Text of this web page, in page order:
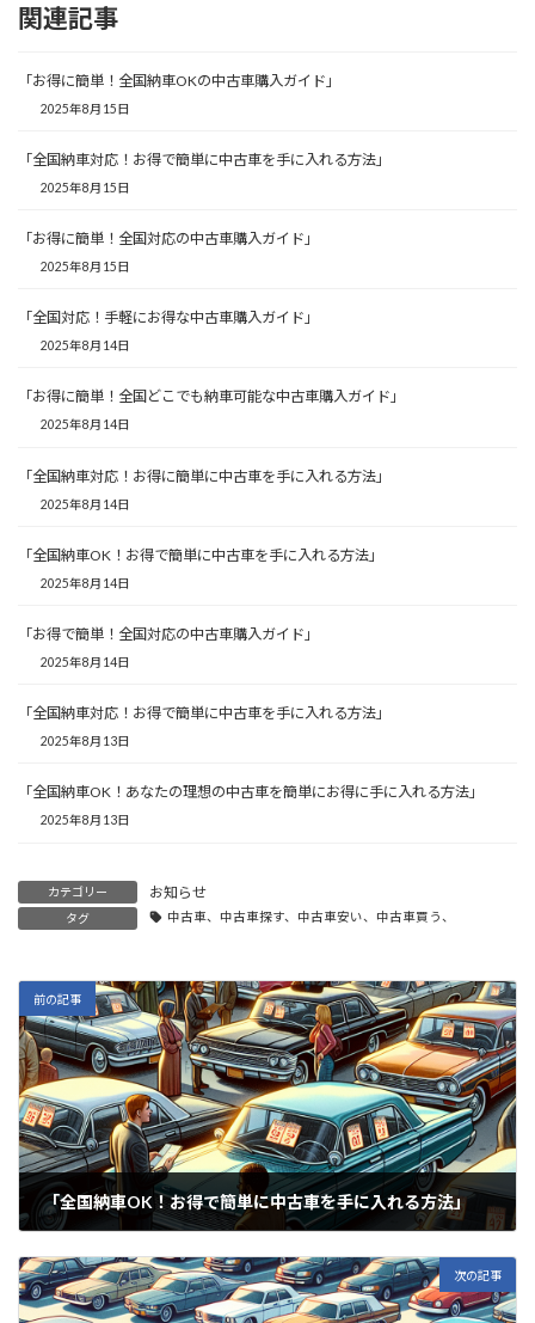
関連記事
「お得に簡単！全国納車OKの中古車購入ガイド」
2025年8月15日
「全国納車対応！お得で簡単に中古車を手に入れる方法」
2025年8月15日
「お得に簡単！全国対応の中古車購入ガイド」
2025年8月15日
「全国対応！手軽にお得な中古車購入ガイド」
2025年8月14日
「お得に簡単！全国どこでも納車可能な中古車購入ガイド」
2025年8月14日
「全国納車対応！お得に簡単に中古車を手に入れる方法」
2025年8月14日
「全国納車OK！お得で簡単に中古車を手に入れる方法」
2025年8月14日
「お得で簡単！全国対応の中古車購入ガイド」
2025年8月14日
「全国納車対応！お得で簡単に中古車を手に入れる方法」
2025年8月13日
「全国納車OK！あなたの理想の中古車を簡単にお得に手に入れる方法」
2025年8月13日
カテゴリー お知らせ
タグ 中古車、中古車探す、中古車安い、中古車買う、
前の記事
「全国納車OK！お得で簡単に中古車を手に入れる方法」
次の記事